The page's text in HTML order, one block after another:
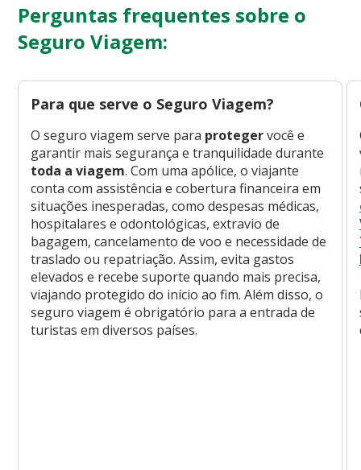
Perguntas frequentes sobre o
Seguro Viagem:
Para que serve o Seguro Viagem?
O seguro viagem serve para protegervocê e
garantir mais segurança e tranquilidade durante
toda a viagem. Com uma apólice, o viajante
conta com assistência e cobertura financeira em
situações inesperadas, como despesas médicas,
hospitalares e odontológicas, extravio de
bagagem, cancelamento de voo e necessidade de
traslado ou repatriação. Assim, evita gastos
elevados e recebe suporte quando mais precisa,
viajando protegido do início ao fim. Além disso, o
seguro viagem é obrigatório para a entrada de
turistas em diversos países.